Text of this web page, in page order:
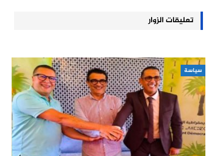
تعليقات الزوار
سياسة